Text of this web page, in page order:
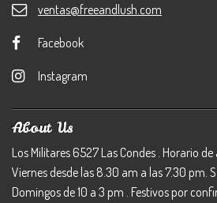
ventas@freeandlush.com
Facebook
Instagram
About Us
Los Militares 6527 Las Condes . Horario
Viernes desde las 8.30 am a las 7.30 pm.
Domingos de 10 a 3 pm . Festivos por